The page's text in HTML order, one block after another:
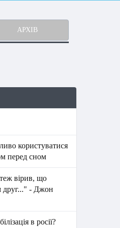
АРХІВ
користуватися
перед сном
вірив, що
друг..." - Джон
в росії?